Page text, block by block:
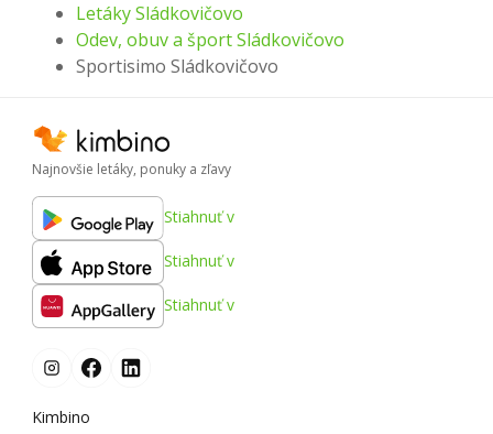
Letáky Sládkovičovo
Odev, obuv a šport Sládkovičovo
Sportisimo Sládkovičovo
Najnovšie letáky, ponuky a zľavy
Stiahnuť v
Stiahnuť v
Stiahnuť v
Kimbino